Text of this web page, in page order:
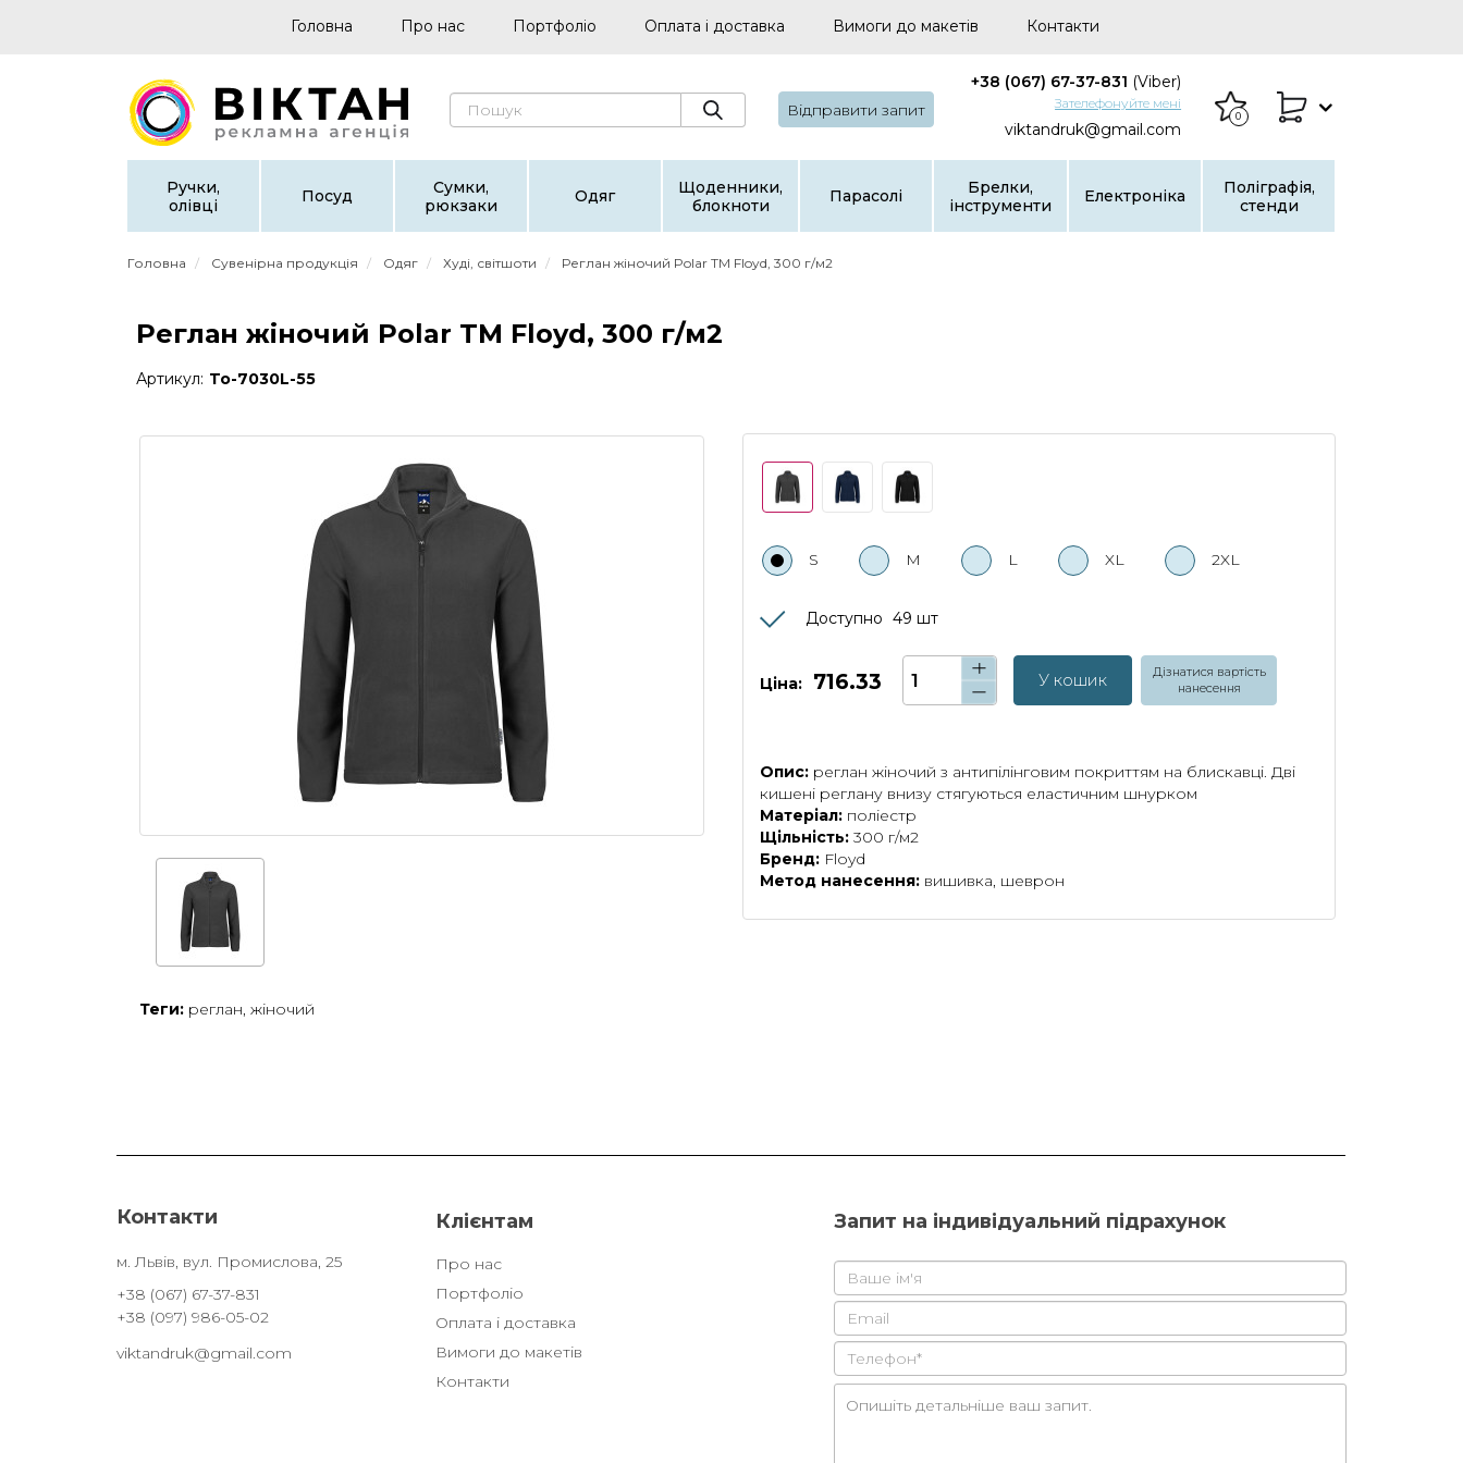
Головна Про нас Портфоліо Оплата і доставка Вимоги до макетів Контакти
Відправити запит
+38 (067) 67-37-831 (Viber)
Зателефонуйте мені
viktandruk@gmail.com
0
Ручки,
олівці
Посуд
Сумки,
рюкзаки
Одяг
Щоденники,
блокноти
Парасолі
Брелки,
інструменти
Електроніка
Поліграфія,
стенди
Головна Сувенірна продукція Одяг Худі, світшоти Реглан жіночий Polar TM Floyd, 300 г/м2
Реглан жіночий Polar TM Floyd, 300 г/м2
Артикул: To-7030L-55
S M L XL 2XL
Доступно 49 шт
Ціна: 716.33 У кошик
Дізнатися вартість
нанесення
Опис: реглан жіночий з антипілінговим покриттям на блискавці. Дві
кишені реглану внизу стягуються еластичним шнурком
Матеріал: поліестр
Щільність: 300 г/м2
Бренд: Floyd
Метод нанесення: вишивка, шеврон
Теги: реглан, жіночий
Контакти
м. Львів, вул. Промислова, 25
+38 (067) 67-37-831
+38 (097) 986-05-02
viktandruk@gmail.com
Клієнтам
Про нас
Портфоліо
Оплата і доставка
Вимоги до макетів
Контакти
Запит на індивідуальний підрахунок